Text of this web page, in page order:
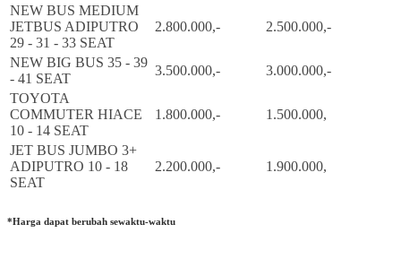
NEW BUS MEDIUM
JETBUS ADIPUTRO
29 - 31 - 33 SEAT
2.800.000,- 2.500.000,-
NEW BIG BUS 35 - 39
- 41 SEAT
3.500.000,-
3.000.000,-
TOYOTA
COMMUTER HIACE
10 - 14 SEAT
1.800.000,- 1.500.000,
JET BUS JUMBO 3+
ADIPUTRO 10 - 18
SEAT
2.200.000,- 1.900.000,
*Harga dapat berubah sewaktu-waktu